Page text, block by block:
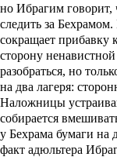
но Ибрагим
следить за
сокращает
сторону
разобраться, но
на два лагеря:
Наложницы
собирается
у Бехрама бумаги на
факт адюльтера